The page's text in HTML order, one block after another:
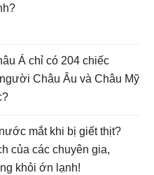
Á chỉ có 204 chiếc
Châu Âu và Châu Mỹ
mắt khi bị giết thịt?
của các chuyên gia,
khỏi ớn lạnh!